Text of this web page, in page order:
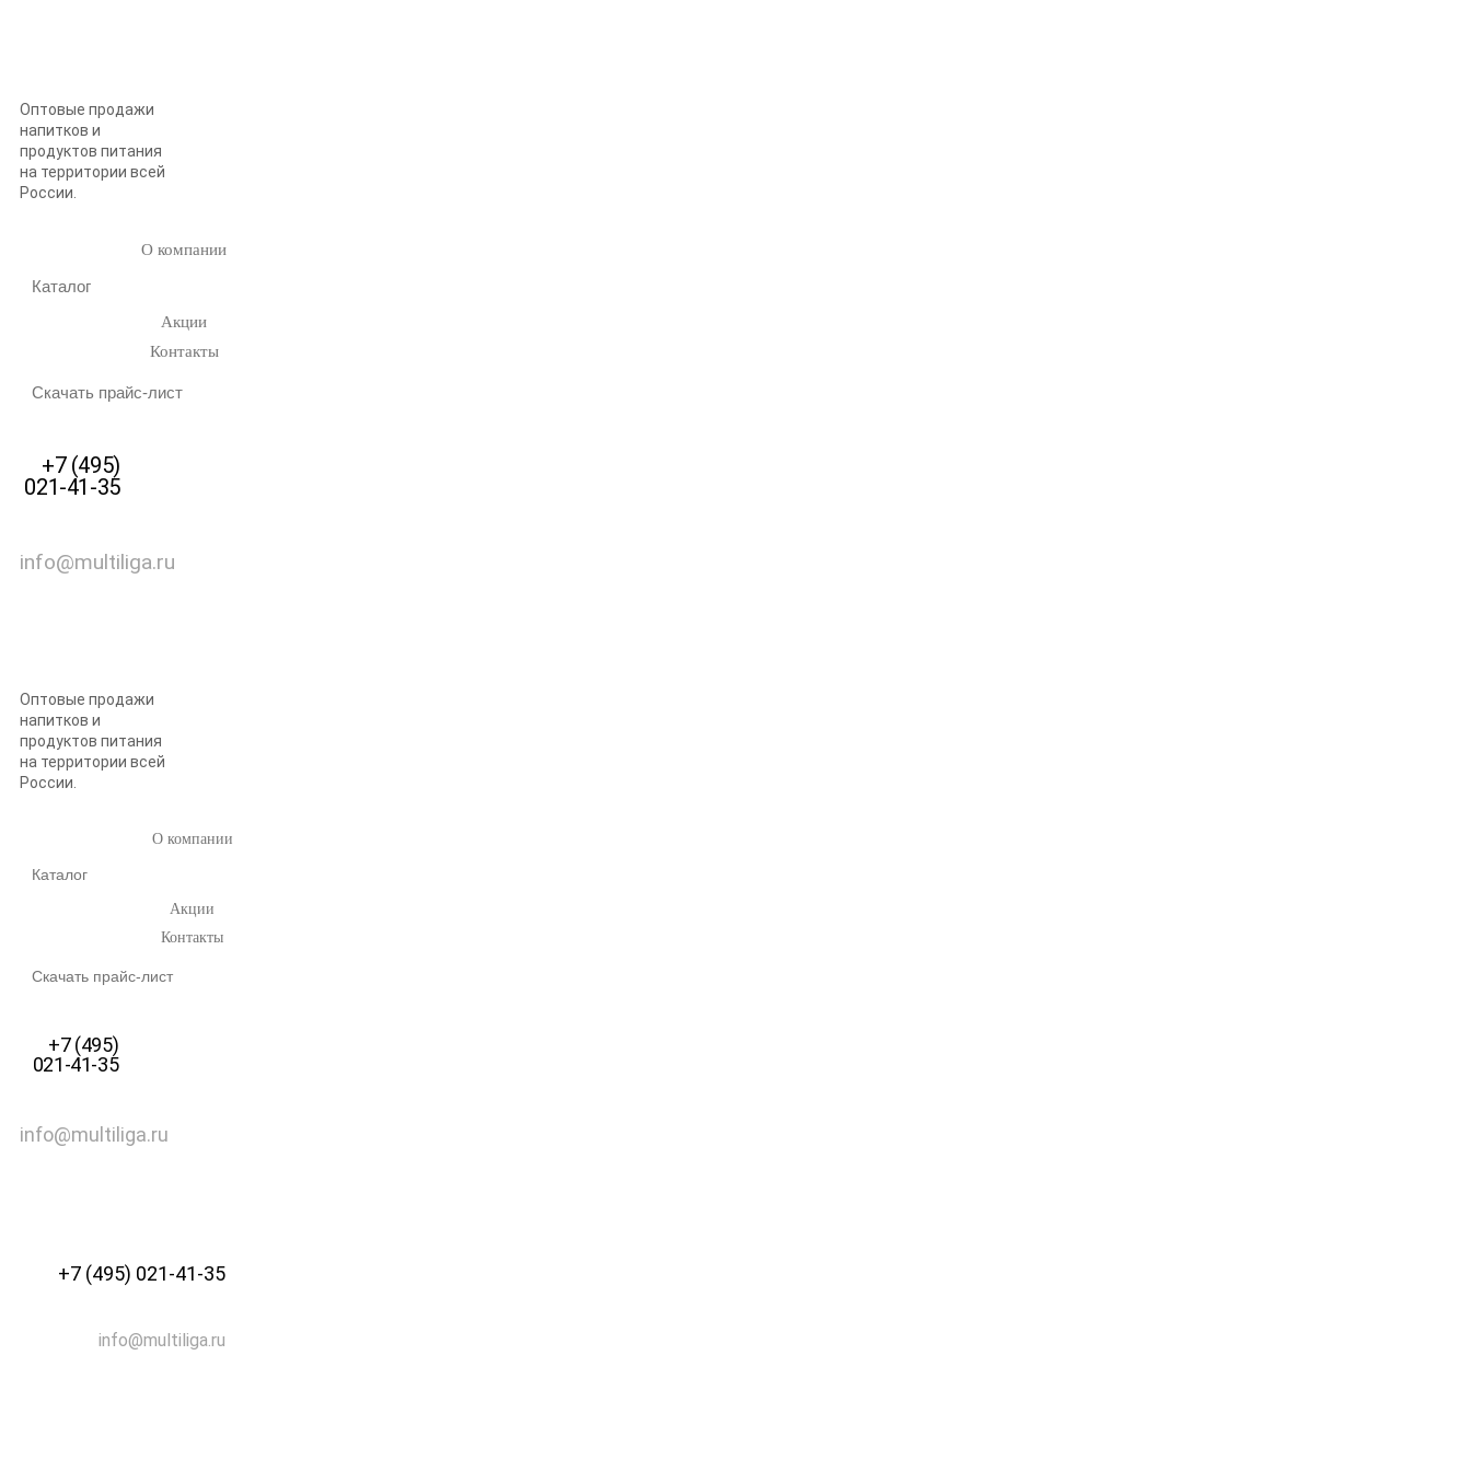
Оптовые продажи
напитков и
продуктов питания
на территории всей
России.
О компании
Каталог
Акции
Контакты
Скачать прайс-лист
+7 (495)
021-41-35
info@multiliga.ru
Оптовые продажи
напитков и
продуктов питания
на территории всей
России.
О компании
Каталог
Акции
Контакты
Скачать прайс-лист
+7 (495)
021-41-35
info@multiliga.ru
+7 (495) 021-41-35
info@multiliga.ru